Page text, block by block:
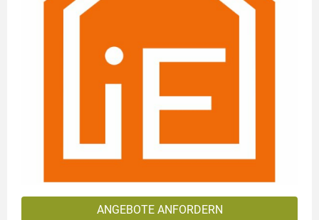
ANGEBOTE ANFORDERN